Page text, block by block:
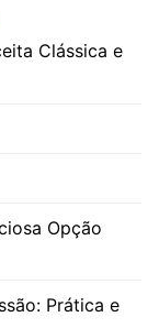
Clássica e
Opção
Prática e